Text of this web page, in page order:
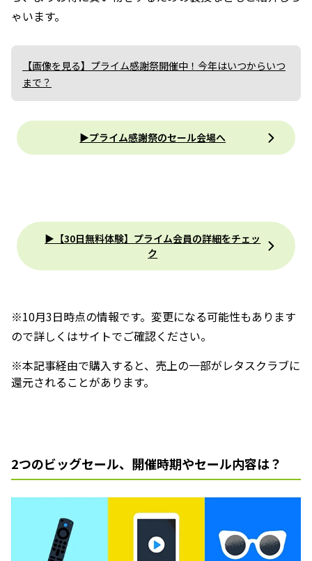
ゃいます。
【画像を見る】プライム感謝祭開催中！今年はいつからいつ
まで？
▶プライム感謝祭のセール会場へ
▶︎【30日無料体験】プライム会員の詳細をチェッ
ク
※10月3日時点の情報です。変更になる可能性もあります
ので詳しくはサイトでご確認ください。
※本記事経由で購入すると、売上の一部がレタスクラブに
還元されることがあります。
2つのビッグセール、開催時期やセール内容は？